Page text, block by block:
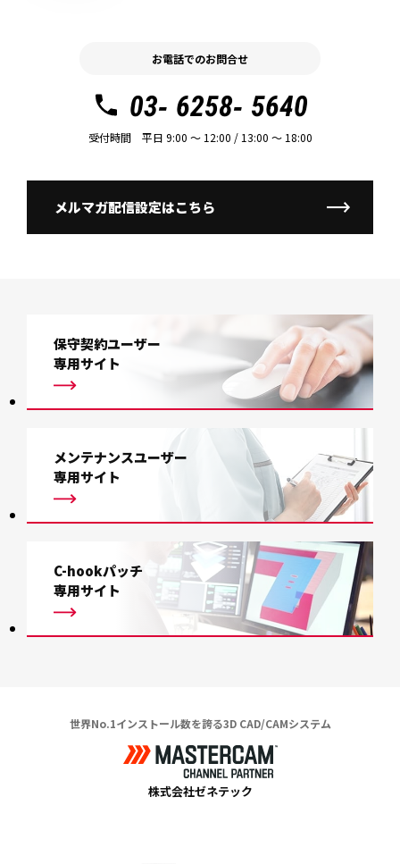
お電話でのお問合せ
03- 6258- 5640
受付時間 平日 9:00 〜 12:00 / 13:00 〜 18:00
メルマガ配信設定はこちら
保守契約ユーザー
専用サイト
メンテナンスユーザー
専用サイト
C-hookパッチ
専用サイト
世界No.1インストール数を誇る3D CAD/CAMシステム
株式会社ゼネテック